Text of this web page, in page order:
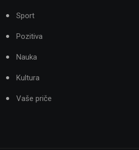
Sport
Pozitiva
Nauka
Kultura
Vaše priče